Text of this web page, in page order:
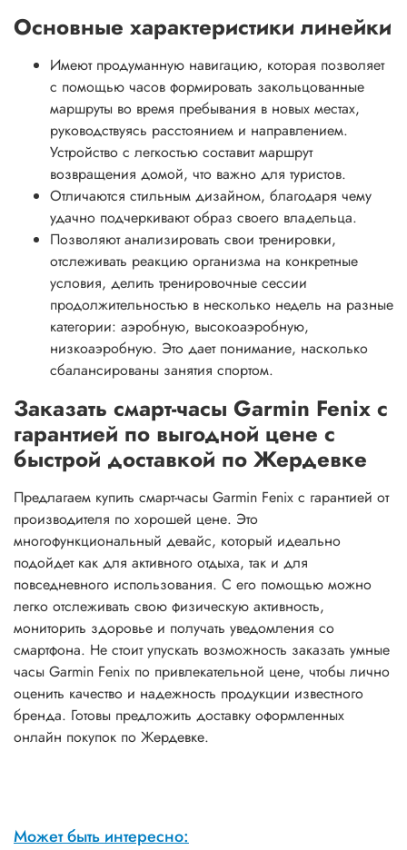
Основные характеристики линейки
Имеют продуманную навигацию, которая позволяет
с помощью часов формировать закольцованные
маршруты во время пребывания в новых местах,
руководствуясь расстоянием и направлением.
Устройство с легкостью составит маршрут
возвращения домой, что важно для туристов.
Отличаются стильным дизайном, благодаря чему
удачно подчеркивают образ своего владельца.
Позволяют анализировать свои тренировки,
отслеживать реакцию организма на конкретные
условия, делить тренировочные сессии
продолжительностью в несколько недель на разные
категории: аэробную, высокоаэробную,
низкоаэробную. Это дает понимание, насколько
сбалансированы занятия спортом.
Заказать смарт-часы Garmin Fenix с
гарантией по выгодной цене с
быстрой доставкой по Жердевке
Предлагаем купить смарт-часы Garmin Fenix с гарантией от
производителя по хорошей цене. Это
многофункциональный девайс, который идеально
подойдет как для активного отдыха, так и для
повседневного использования. С его помощью можно
легко отслеживать свою физическую активность,
мониторить здоровье и получать уведомления со
смартфона. Не стоит упускать возможность заказать умные
часы Garmin Fenix по привлекательной цене, чтобы лично
оценить качество и надежность продукции известного
бренда. Готовы предложить доставку оформленных
онлайн покупок по Жердевке.
Может быть интересно: